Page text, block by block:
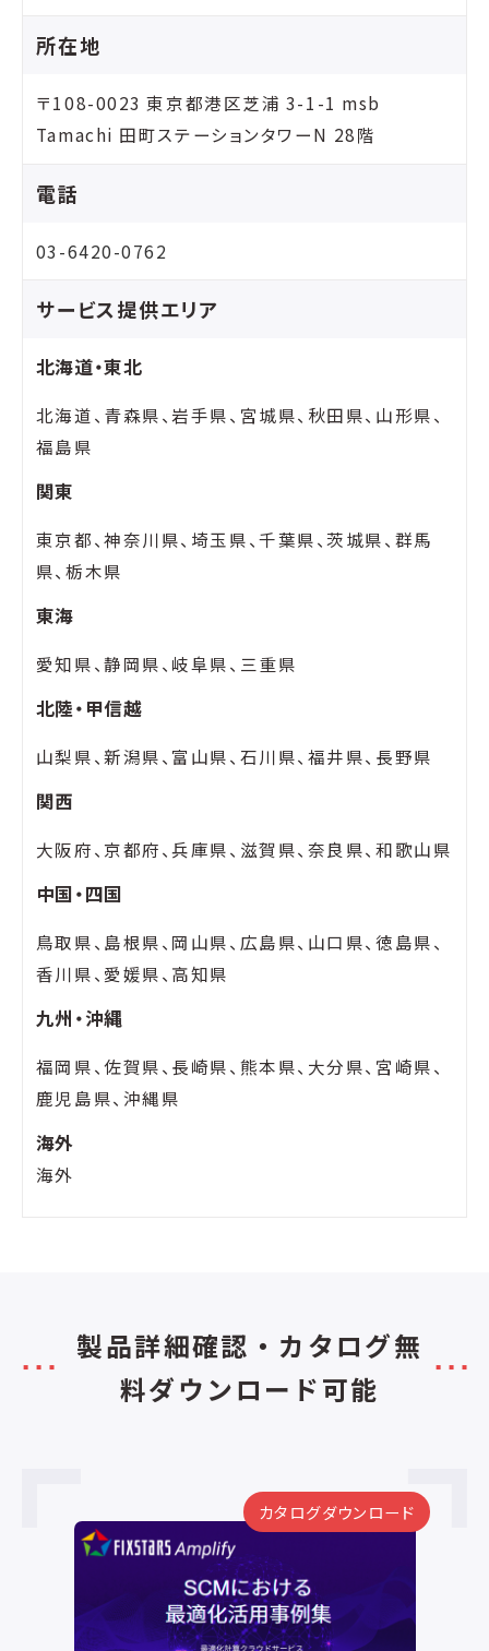
所在地
〒108-0023 東京都港区芝浦 3-1-1 msb
Tamachi 田町ステーションタワーN 28階
電話
03-6420-0762
サービス提供エリア
北海道・東北
北海道、青森県、岩手県、宮城県、秋田県、山形県、
福島県
関東
東京都、神奈川県、埼玉県、千葉県、茨城県、群馬
県、栃木県
東海
愛知県、静岡県、岐阜県、三重県
北陸・甲信越
山梨県、新潟県、富山県、石川県、福井県、長野県
関西
大阪府、京都府、兵庫県、滋賀県、奈良県、和歌山県
中国・四国
鳥取県、島根県、岡山県、広島県、山口県、徳島県、
香川県、愛媛県、高知県
九州・沖縄
福岡県、佐賀県、長崎県、熊本県、大分県、宮崎県、
鹿児島県、沖縄県
海外
海外
製品詳細確認・カタログ無
料ダウンロード可能
カタログダウンロード